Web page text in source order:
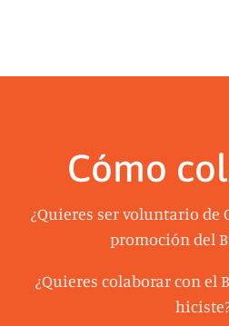
Cómo
¿Quieres ser voluntario de
promoción del
¿Quieres colaborar con el